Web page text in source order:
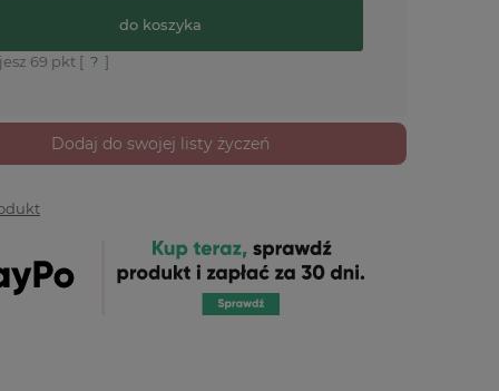
do koszyka
69 pkt [ ? ]
Dodaj do swojej listy życzeń